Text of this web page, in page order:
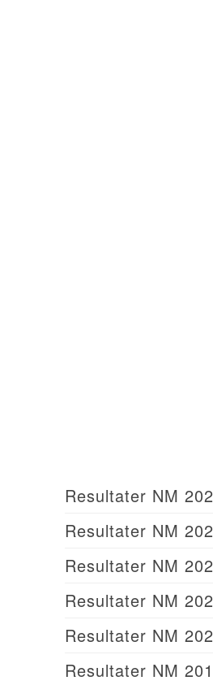
Resultater NM
Resultater NM
Resultater NM
Resultater NM
Resultater NM
Resultater NM